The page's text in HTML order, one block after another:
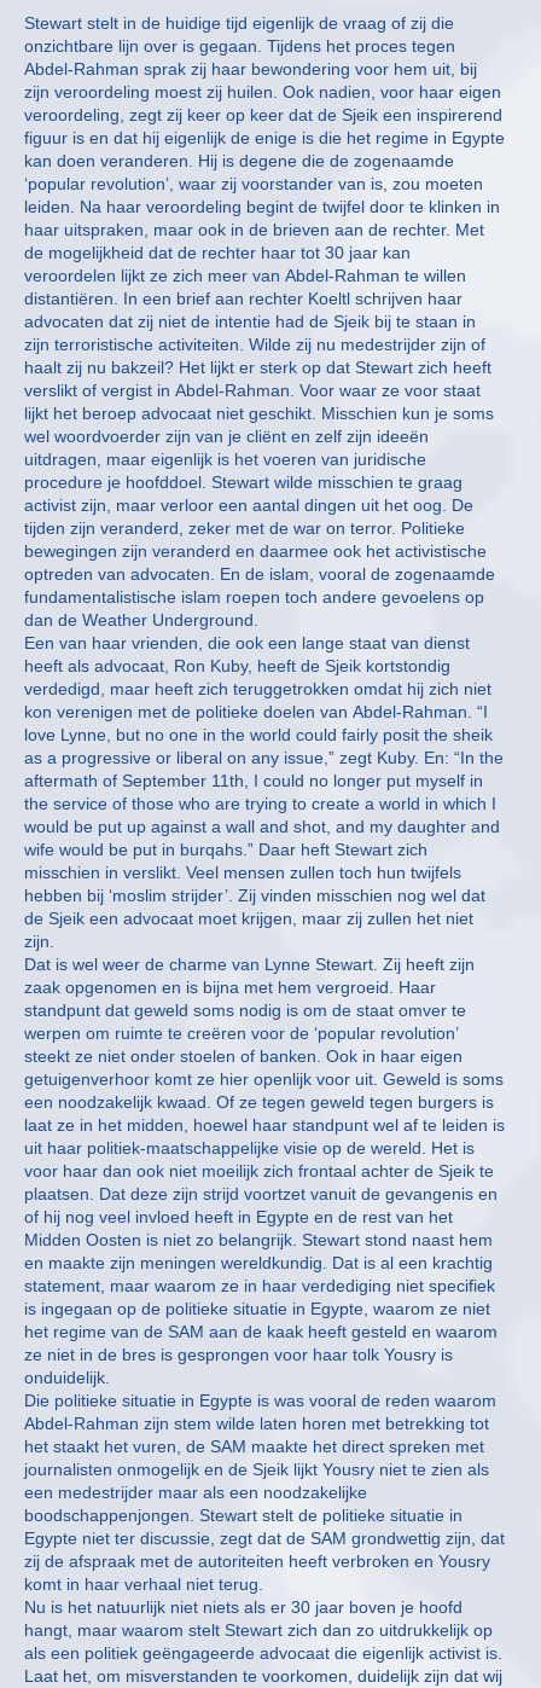
Stewart stelt in de huidige tijd eigenlijk de vraag of zij die
onzichtbare lijn over is gegaan. Tijdens het proces tegen
Abdel-Rahman sprak zij haar bewondering voor hem uit, bij
zijn veroordeling moest zij huilen. Ook nadien, voor haar eigen
veroordeling, zegt zij keer op keer dat de Sjeik een inspirerend
figuur is en dat hij eigenlijk de enige is die het regime in Egypte
kan doen veranderen. Hij is degene die de zogenaamde
‘popular revolution’, waar zij voorstander van is, zou moeten
leiden. Na haar veroordeling begint de twijfel door te klinken in
haar uitspraken, maar ook in de brieven aan de rechter. Met
de mogelijkheid dat de rechter haar tot 30 jaar kan
veroordelen lijkt ze zich meer van Abdel-Rahman te willen
distantiëren. In een brief aan rechter Koeltl schrijven haar
advocaten dat zij niet de intentie had de Sjeik bij te staan in
zijn terroristische activiteiten. Wilde zij nu medestrijder zijn of
haalt zij nu bakzeil? Het lijkt er sterk op dat Stewart zich heeft
verslikt of vergist in Abdel-Rahman. Voor waar ze voor staat
lijkt het beroep advocaat niet geschikt. Misschien kun je soms
wel woordvoerder zijn van je cliënt en zelf zijn ideeën
uitdragen, maar eigenlijk is het voeren van juridische
procedure je hoofddoel. Stewart wilde misschien te graag
activist zijn, maar verloor een aantal dingen uit het oog. De
tijden zijn veranderd, zeker met de war on terror. Politieke
bewegingen zijn veranderd en daarmee ook het activistische
optreden van advocaten. En de islam, vooral de zogenaamde
fundamentalistische islam roepen toch andere gevoelens op
dan de Weather Underground.
Een van haar vrienden, die ook een lange staat van dienst
heeft als advocaat, Ron Kuby, heeft de Sjeik kortstondig
verdedigd, maar heeft zich teruggetrokken omdat hij zich niet
kon verenigen met de politieke doelen van Abdel-Rahman. “I
love Lynne, but no one in the world could fairly posit the sheik
as a progressive or liberal on any issue,” zegt Kuby. En: “In the
aftermath of September 11th, I could no longer put myself in
the service of those who are trying to create a world in which I
would be put up against a wall and shot, and my daughter and
wife would be put in burqahs.” Daar heft Stewart zich
misschien in verslikt. Veel mensen zullen toch hun twijfels
hebben bij ‘moslim strijder’. Zij vinden misschien nog wel dat
de Sjeik een advocaat moet krijgen, maar zij zullen het niet
zijn.
Dat is wel weer de charme van Lynne Stewart. Zij heeft zijn
zaak opgenomen en is bijna met hem vergroeid. Haar
standpunt dat geweld soms nodig is om de staat omver te
werpen om ruimte te creëren voor de ‘popular revolution’
steekt ze niet onder stoelen of banken. Ook in haar eigen
getuigenverhoor komt ze hier openlijk voor uit. Geweld is soms
een noodzakelijk kwaad. Of ze tegen geweld tegen burgers is
laat ze in het midden, hoewel haar standpunt wel af te leiden is
uit haar politiek-maatschappelijke visie op de wereld. Het is
voor haar dan ook niet moeilijk zich frontaal achter de Sjeik te
plaatsen. Dat deze zijn strijd voortzet vanuit de gevangenis en
of hij nog veel invloed heeft in Egypte en de rest van het
Midden Oosten is niet zo belangrijk. Stewart stond naast hem
en maakte zijn meningen wereldkundig. Dat is al een krachtig
statement, maar waarom ze in haar verdediging niet specifiek
is ingegaan op de politieke situatie in Egypte, waarom ze niet
het regime van de SAM aan de kaak heeft gesteld en waarom
ze niet in de bres is gesprongen voor haar tolk Yousry is
onduidelijk.
Die politieke situatie in Egypte is was vooral de reden waarom
Abdel-Rahman zijn stem wilde laten horen met betrekking tot
het staakt het vuren, de SAM maakte het direct spreken met
journalisten onmogelijk en de Sjeik lijkt Yousry niet te zien als
een medestrijder maar als een noodzakelijke
boodschappenjongen. Stewart stelt de politieke situatie in
Egypte niet ter discussie, zegt dat de SAM grondwettig zijn, dat
zij de afspraak met de autoriteiten heeft verbroken en Yousry
komt in haar verhaal niet terug.
Nu is het natuurlijk niet niets als er 30 jaar boven je hoofd
hangt, maar waarom stelt Stewart zich dan zo uitdrukkelijk op
als een politiek geëngageerde advocaat die eigenlijk activist is.
Laat het, om misverstanden te voorkomen, duidelijk zijn dat wij